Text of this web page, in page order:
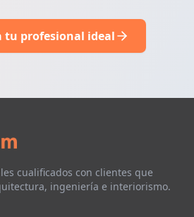
tu profesional ideal
cualificados con clientes que
ingeniería e interiorismo.